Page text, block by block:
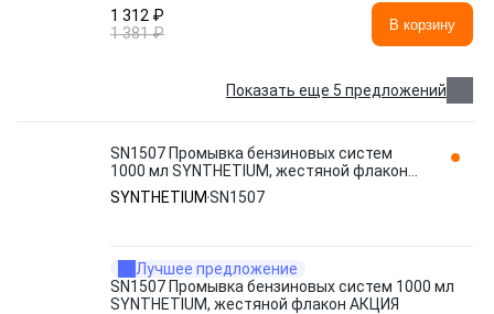
1 312 ₽
1 381 ₽
В корзину
Показать еще 5 предложений
SN1507 Промывка бензиновых систем
1000 мл SYNTHETIUM, жестяной флакон
АКЦИЯ
SYNTHETIUM SN1507
Лучшее предложение
SN1507 Промывка бензиновых систем 1000 мл
SYNTHETIUM, жестяной флакон АКЦИЯ